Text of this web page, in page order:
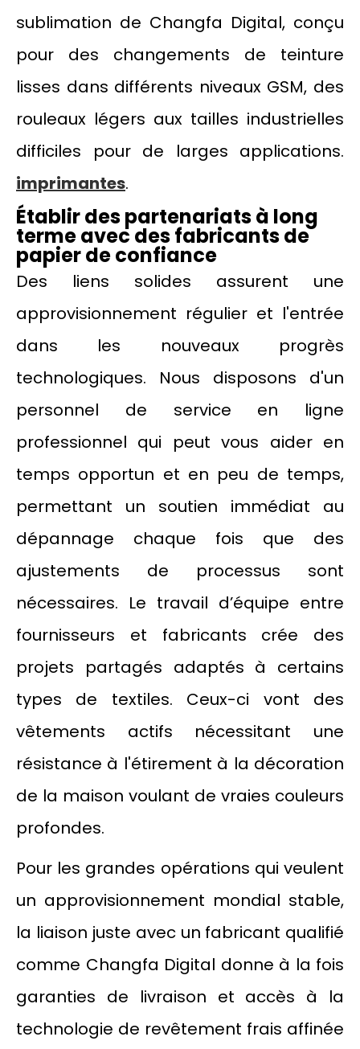
sublimation de Changfa Digital, conçu
pour des changements de teinture
lisses dans différents niveaux GSM, des
rouleaux légers aux tailles industrielles
difficiles pour de larges applications.
imprimantes.
Établir des partenariats à long
terme avec des fabricants de
papier de confiance
Des liens solides assurent une
approvisionnement régulier et l'entrée
dans les nouveaux progrès
technologiques. Nous disposons d'un
personnel de service en ligne
professionnel qui peut vous aider en
temps opportun et en peu de temps,
permettant un soutien immédiat au
dépannage chaque fois que des
ajustements de processus sont
nécessaires. Le travail d’équipe entre
fournisseurs et fabricants crée des
projets partagés adaptés à certains
types de textiles. Ceux-ci vont des
vêtements actifs nécessitant une
résistance à l'étirement à la décoration
de la maison voulant de vraies couleurs
profondes.
Pour les grandes opérations qui veulent
un approvisionnement mondial stable,
la liaison juste avec un fabricant qualifié
comme Changfa Digital donne à la fois
garanties de livraison et accès à la
technologie de revêtement frais affinée